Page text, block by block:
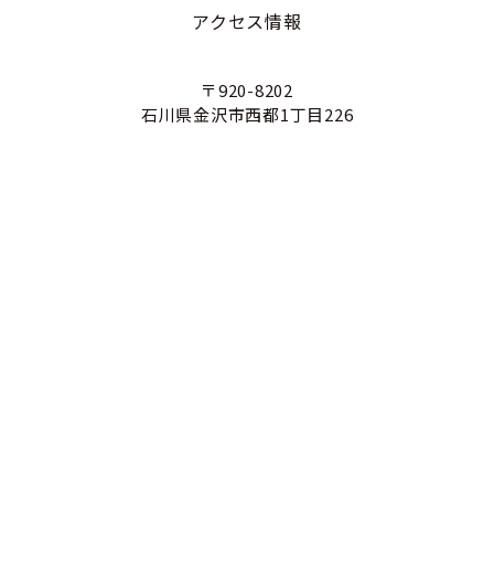
アクセス情報
〒920-8202
石川県金沢市西都1丁目226